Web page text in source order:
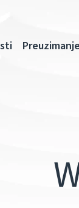
Preuzimanje